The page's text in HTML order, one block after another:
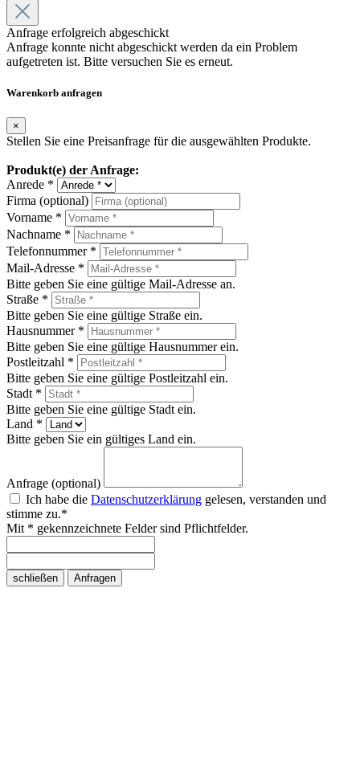
Anfrage erfolgreich abgeschickt
Anfrage konnte nicht abgeschickt werden da ein Problem
aufgetreten ist. Bitte versuchen Sie es erneut.
Warenkorb anfragen
×
Stellen Sie eine Preisanfrage für die ausgewählten Produkte.
Produkt(e) der Anfrage:
Anrede *
Firma (optional)
Vorname *
Nachname *
Telefonnummer *
Mail-Adresse *
Bitte geben Sie eine gültige Mail-Adresse an.
Straße *
Bitte geben Sie eine gültige Straße ein.
Hausnummer *
Bitte geben Sie eine gültige Hausnummer ein.
Postleitzahl *
Bitte geben Sie eine gültige Postleitzahl ein.
Stadt *
Bitte geben Sie eine gültige Stadt ein.
Land *
Bitte geben Sie ein gültiges Land ein.
Anfrage (optional)
Ich habe die Datenschutzerklärung gelesen, verstanden und
stimme zu.*
Mit * gekennzeichnete Felder sind Pflichtfelder.
schließen Anfragen